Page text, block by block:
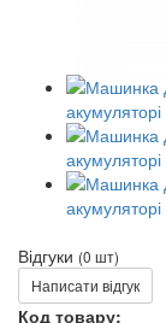
Відгуки (0 шт)
Написати відгук
Код товару: